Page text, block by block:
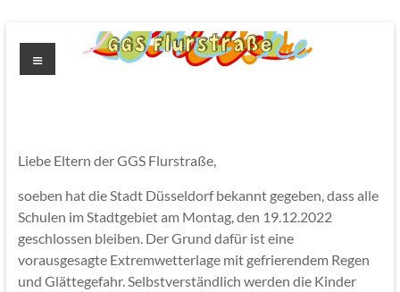
Inhalt
springen
Menü
Liebe Eltern der GGS Flurstraße,
soeben hat die Stadt Düsseldorf bekannt gegeben, dass alle
Schulen im Stadtgebiet am Montag, den 19.12.2022
geschlossen bleiben. Der Grund dafür ist eine
vorausgesagte Extremwetterlage mit gefrierendem Regen
und Glättegefahr. Selbstverständlich werden die Kinder